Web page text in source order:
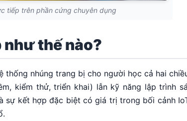
tiếp trên phần cứng chuyên dụng
như thế nào?
thống nhúng trang bị cho người học cả hai
kiểm thử, triển khai) lẫn kỹ năng lập trình
sự kết hợp đặc biệt có giá trị trong bối cảnh